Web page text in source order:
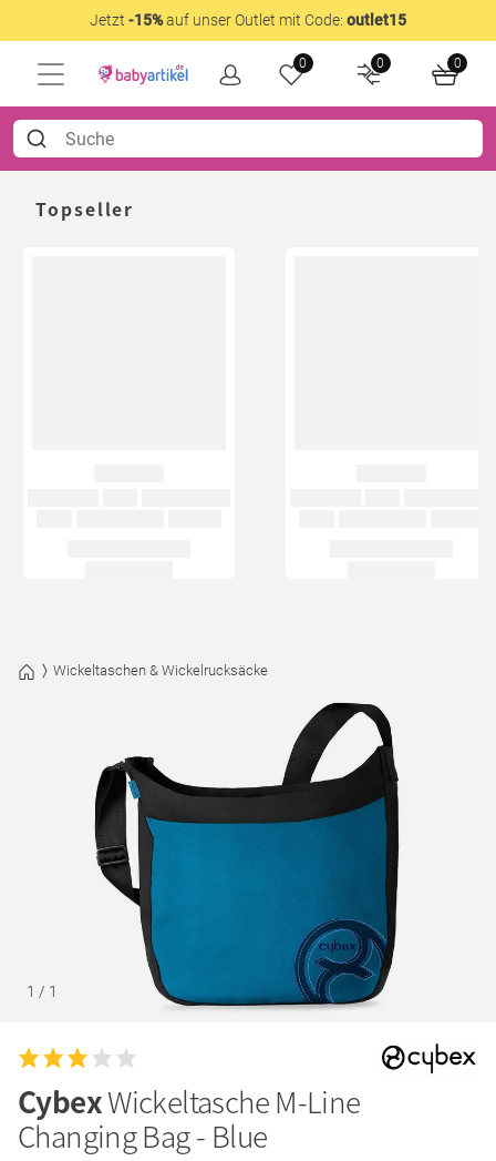
Jetzt -15%auf unser Outlet mit Code: outlet15
0 0 0
Topseller
Wickeltaschen & Wickelrucksäcke
1 / 1
CybexWickeltasche M-Line
Changing Bag - Blue